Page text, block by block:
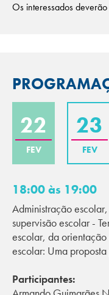
Os interessados
22
FEV
23
FEV
18:00 às 19:00
Administração
supervisão escolar -
escolar, da
escolar: Uma
Participantes: